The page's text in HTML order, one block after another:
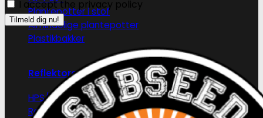
Plantepotter i stof
Almindelige plantepotter
Plastikbakker
Reflektorer & tilbehør
HPS/MH/CFL
Refleksivt mylar/folie
I accept the privacy policy